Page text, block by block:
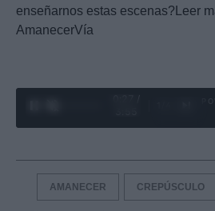
enseñarnos estas escenas?Leer
AmanecerVía
AMANECER CREPÚSCULO